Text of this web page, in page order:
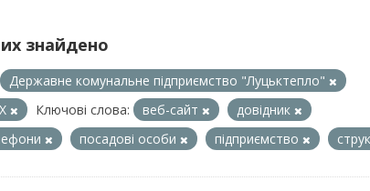
знайдено
Державне комунальне підприємство "Луцьктепло"
Ключові слова: веб-сайт
довідник
посадові особи підприємство